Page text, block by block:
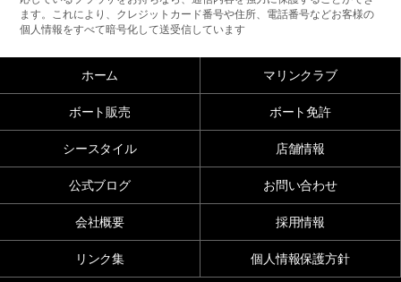
ます。これにより、クレジットカード番号や住所、電話番号などお客様の
個人情報をすべて暗号化して送受信しています
ホーム マリンクラブ
ボート販売 ボート免許
シースタイル 店舗情報
公式ブログ お問い合わせ
会社概要 採用情報
リンク集 個人情報保護方針